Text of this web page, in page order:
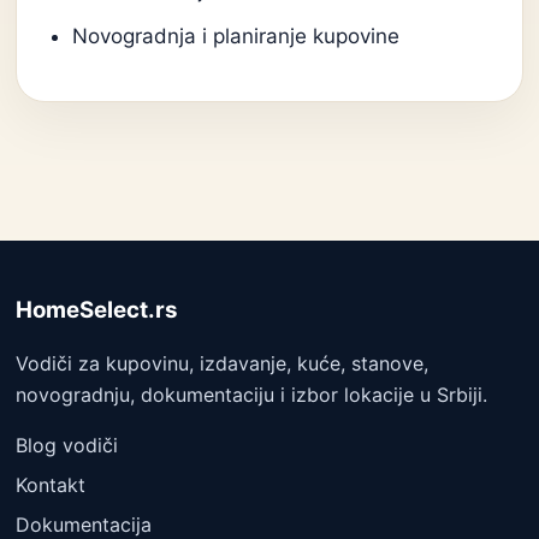
Novogradnja i planiranje kupovine
HomeSelect.rs
Vodiči za kupovinu, izdavanje, kuće, stanove,
novogradnju, dokumentaciju i izbor lokacije u Srbiji.
Blog vodiči
Kontakt
Dokumentacija